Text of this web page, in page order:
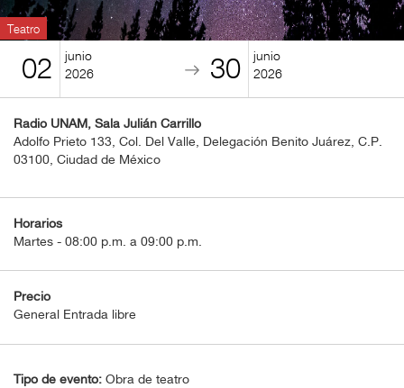
Guía
Mensual
CulturaCulturaUNAM
Teatro
02
junio
2026
30
junio
2026
Radio UNAM, Sala Julián Carrillo
Adolfo Prieto 133, Col. Del Valle, Delegación Benito Juárez, C.P.
03100, Ciudad de México
Horarios
Martes - 08:00 p.m. a 09:00 p.m.
Precio
General Entrada libre
Tipo de evento: Obra de teatro